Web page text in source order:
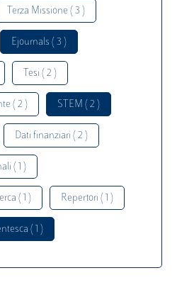
Terza Missione ( 3 )
Ejournals ( 3 )
Tesi ( 2 )
( 2 ) STEM ( 2 )
Dati finanziari ( 2 )
( 1 )
( 1 ) Repertori ( 1 )
( 1 )